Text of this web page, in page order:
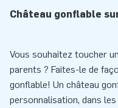
Château gonflable
Vous souhaitez toucher
parents ? Faites-le de
gonflable! Un château
personnalisation, dans